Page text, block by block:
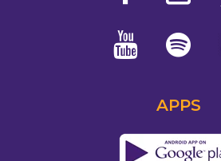
APPS